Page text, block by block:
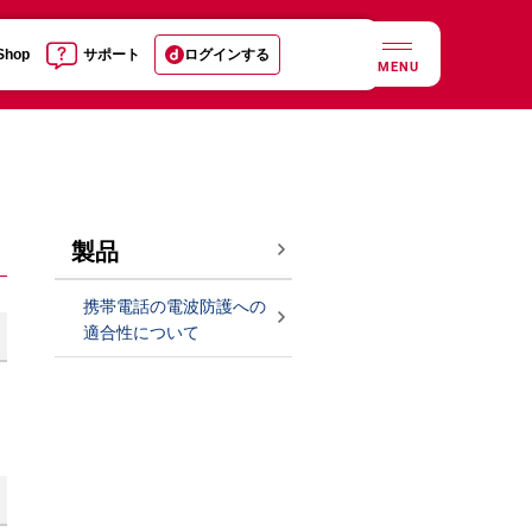
サポート ログインする
MENU
製品
携帯電話の電波防護への
適合性について